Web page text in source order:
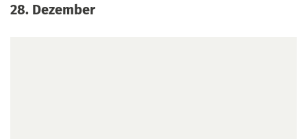
28. Dezember